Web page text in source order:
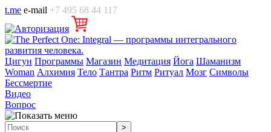
t.me e-mail +7 495 68 44 117
Цигун Программы Магазин Медитация Йога Шаманизм
Woman Алхимия Тело Тантра Ритм Ритуал Мозг Символы
Бессмертие
Видео
Вопрос